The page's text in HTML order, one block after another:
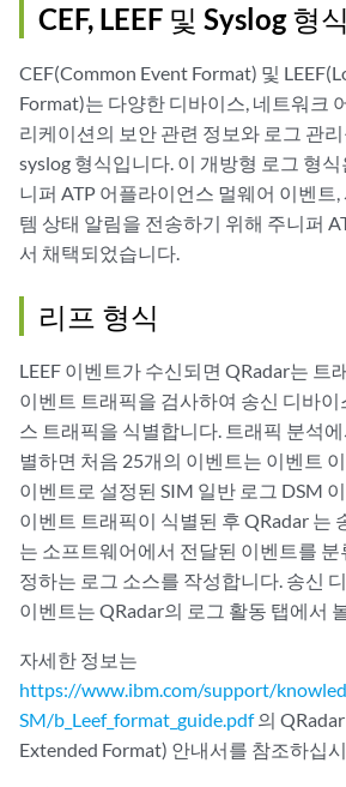
CEF, LEEF 및 Syslog 형식
CEF(Common Event Format) 및
Format)는 다양한 디바이스, 네트워크
리케이션의 보안 관련 정보와 로그 관
syslog 형식입니다. 이 개방형 로그 형
니퍼 ATP 어플라이언스 멀웨어 이벤트
템 상태 알림을 전송하기 위해 주니퍼
서 채택되었습니다.
리프 형식
LEEF 이벤트가 수신되면 QRadar는 트
이벤트 트래픽을 검사하여 송신 디바
스 트래픽을 식별합니다. 트래픽 분석
별하면 처음 25개의 이벤트는 이벤트
이벤트로 설정된 SIM 일반 로그 DSM
이벤트 트래픽이 식별된 후 QRadar 는
는 소프트웨어에서 전달된 이벤트를
정하는 로그 소스를 작성합니다. 송신
이벤트는 QRadar의 로그 활동 탭에서
자세한 정보는
https://www.ibm.com/support/
SM/b_Leef_format_guide.pdf의 QRadar
Extended Format) 안내서를 참조하십